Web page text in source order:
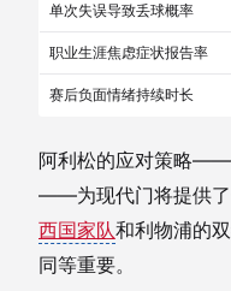
单次失误导致丢球概率
职业生涯焦虑症状报告率
赛后负面情绪持续时长
阿利松的应对策略——
——为现代门将提供了
西国家队和利物浦的
同等重要。